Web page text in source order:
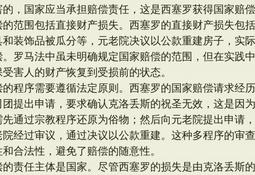
，国家应当承担赔偿责任，这是西塞罗获得国家赔偿
的范围包括直接财产损失。西塞罗的直接财产损失包
和装饰品被瓜分等，元老院决议以公款重建房子，实
。罗马法中虽未明确规定国家赔偿的范围，但在实践
害人的财产恢复到受损前的状态。
的程序需要遵循法定原则。西塞罗的国家赔偿请求经
团提出申请，要求确认克洛丢斯的祝圣无效，这是因
先通过宗教程序还原为俗物；然后向元老院提出申请
院经过审议，通过决议以公款重建。这种多程序的审
合法性，避免了赔偿的随意性。
的责任主体是国家。尽管西塞罗的损失是由克洛丢斯